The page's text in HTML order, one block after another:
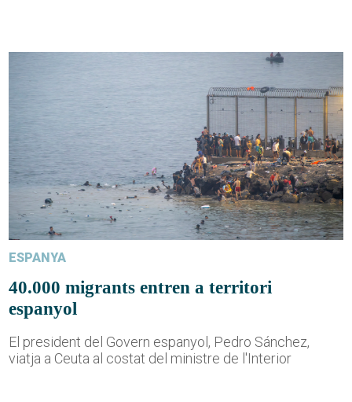
ESPANYA
40.000 migrants entren a territori
espanyol
El president del Govern espanyol, Pedro Sánchez,
viatja a Ceuta al costat del ministre de l'Interior